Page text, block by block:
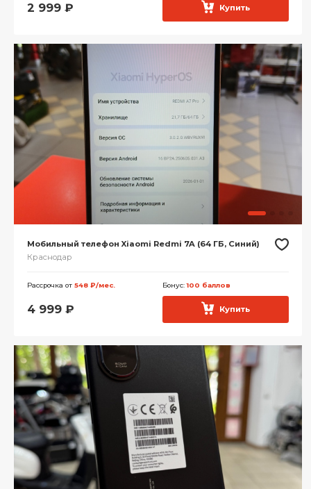
2 999 ₽ Купить
Мобильный телефон Xiaomi Redmi 7A (64 ГБ, Синий)
Краснодар
Рассрочка от 548 ₽/мес. Бонус:100 баллов
4 999 ₽ Купить